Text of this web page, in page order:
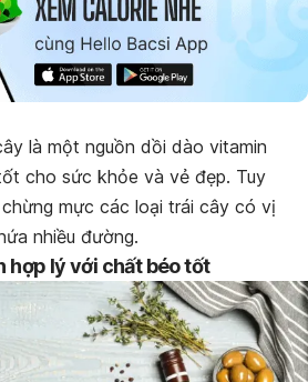
là một nguồn dồi dào vitamin
cho sức khỏe và vẻ đẹp. Tuy
mực các loại trái cây có vị
nhiều đường.
hợp lý với chất béo tốt